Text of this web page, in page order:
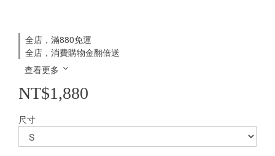
全店，滿880免運
全店，消費購物金翻倍送
查看更多
NT$1,880
尺寸